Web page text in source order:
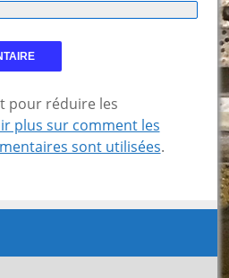
pour réduire les
plus sur comment les
sont utilisées.